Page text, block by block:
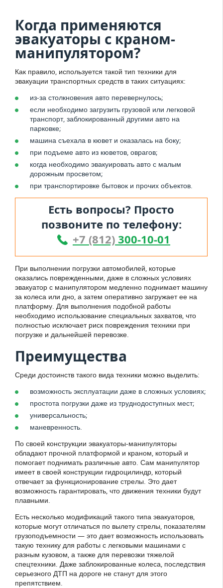
Когда применяются
эвакуаторы с краном-
манипулятором?
Как правило, используется такой тип техники для
эвакуации транспортных средств в таких ситуациях:
из-за столкновения авто перевернулось;
если необходимо загрузить грузовой или легковой
транспорт, заблокированный другими авто на
парковке;
машина съехала в кювет и оказалась на боку;
при подъеме авто из кюветов, оврагов;
когда необходимо эвакуировать авто с малым
дорожным просветом;
при транспортировке бытовок и прочих объектов.
Есть вопросы? Просто
позвоните по телефону:
+7 (812) 300-10-01
При выполнении погрузки автомобилей, которые
оказались поврежденными, даже в сложных условиях
эвакуатор с манипулятором медленно поднимает машину
за колеса или дно, а затем оперативно загружает ее на
платформу. Для выполнения подобной работы
необходимо использование специальных захватов, что
полностью исключает риск повреждения техники при
погрузке и дальнейшей перевозке.
Преимущества
Среди достоинств такого вида техники можно выделить:
возможность эксплуатации даже в сложных условиях;
простота погрузки даже из труднодоступных мест;
универсальность;
маневренность.
По своей конструкции эвакуаторы-манипуляторы
обладают прочной платформой и краном, который и
помогает поднимать различные авто. Сам манипулятор
имеет в своей конструкции гидроцилиндр, который
отвечает за функционирование стрелы. Это дает
возможность гарантировать, что движения техники будут
плавными.
Есть несколько модификаций такого типа эвакуаторов,
которые могут отличаться по вылету стрелы, показателям
грузоподъемности — это дает возможность использовать
такую технику для работы с легковыми машинами с
разным кузовом, а также для перевозки тяжелой
спецтехники. Даже заблокированные колеса, последствия
серьезного ДТП на дороге не станут для этого
препятствием.